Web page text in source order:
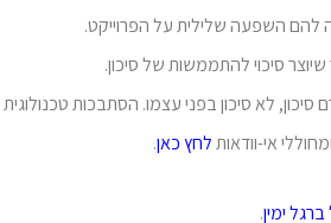
להם השפעה שלילית על הפרוייקט.
שיוצר סיכוי להתממשות של סיכון.
לא סיכון בפני עצמו. הסתבכות טכנולוגית
אי-וודאותלחץ כאן.
ימין.